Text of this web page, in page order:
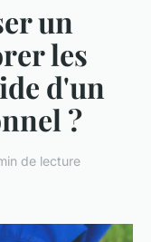
un
les
d'un
?
de lecture